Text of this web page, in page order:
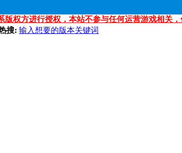
版权方进行授权，本站不参与任何运营游戏相关
搜: 输入想要的版本关键词